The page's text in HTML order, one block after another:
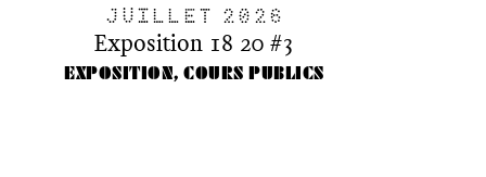
JUILLET 2026
Exposition 18 20 #3
EXPOSITION, COURS PUBLICS